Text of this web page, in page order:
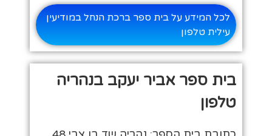
לכל המידע על בית ספר ברכת הנחל במודיעין
עילית טלפון
בית ספר אביר יעקב בנהריה
טלפון